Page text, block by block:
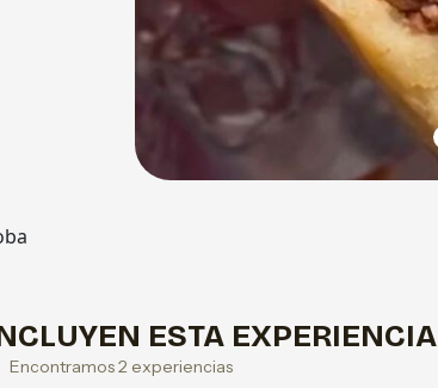
ESTA EXPERIENCIA
Encontramos 2 experiencias